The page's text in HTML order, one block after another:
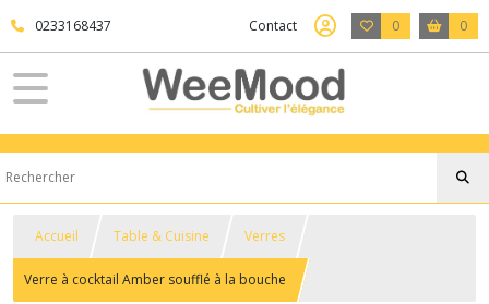
0233168437 Contact 0 0
Accueil Table & Cuisine Verres
Verre à cocktail Amber soufflé à la bouche